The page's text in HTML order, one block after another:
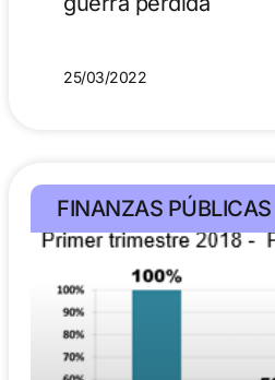
25/03/2022
FINANZAS PÚBLICAS